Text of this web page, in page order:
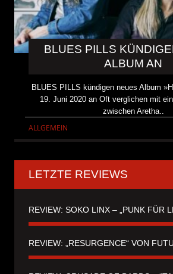
BLUES PILLS
ALBUM AN
BLUES PILLS kündigen neues Album
19. Juni 2020 an Oft verglichen mit
zwischen Aretha..
ALLGEMEIN
LETZTE REVIEWS
REVIEW: „RESURGENCE“ VON